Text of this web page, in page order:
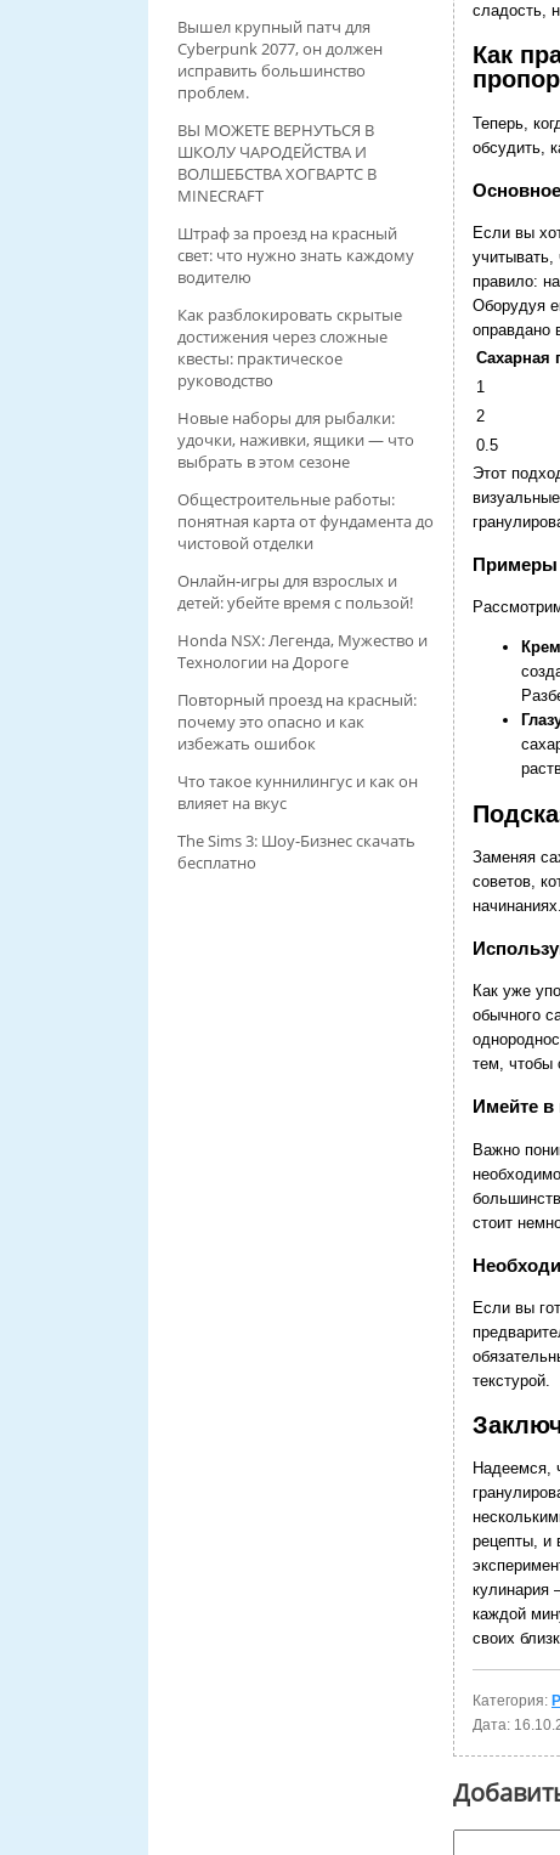
сладость,
Как
Теперь,
обсудить,
Если вы
правило:
Оборудуя
оправдано
Сахарная
1
2
0.5
Этот
Примеры
Заменяя
советов,
начинаниях.
Как уже
обычного
тем, чтобы
Имейте в
Важно
стоит
Если вы
текстурой.
Надеемся,
рецепты, и
кулинария
каждой
своих
Категория:
Дата:
Вышел крупный патч для
Cyberpunk 2077, он должен
исправить большинство
проблем.
ВЫ МОЖЕТЕ ВЕРНУТЬСЯ В
ШКОЛУ ЧАРОДЕЙСТВА И
ВОЛШЕБСТВА ХОГВАРТС В
MINECRAFT
Штраф за проезд на красный
свет: что нужно знать каждому
водителю
Как разблокировать скрытые
достижения через сложные
квесты: практическое
руководство
Новые наборы для рыбалки:
удочки, наживки, ящики — что
выбрать в этом сезоне
Общестроительные работы:
понятная карта от фундамента до
чистовой отделки
Онлайн-игры для взрослых и
детей: убейте время с пользой!
Honda NSX: Легенда, Мужество и
Технологии на Дороге
Повторный проезд на красный:
почему это опасно и как
избежать ошибок
Что такое куннилингус и как он
влияет на вкус
The Sims 3: Шоу-Бизнес скачать
бесплатно